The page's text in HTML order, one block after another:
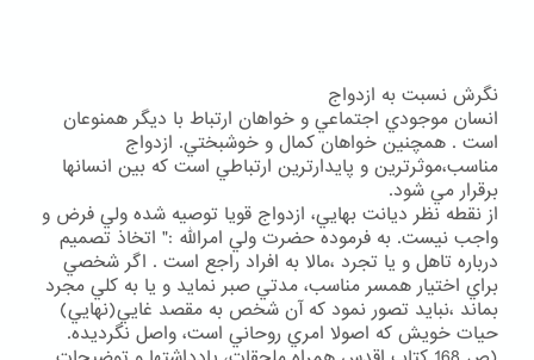
نگرش نسبت به ازدواج
انسان موجودي اجتماعي و خواهان ارتباط با ديگر همنوعان
است . همچنين خواهان كمال و خوشبختي. ازدواج
مناسب،موثرترين و پايدارترين ارتباطي است كه بين انسانها
برقرار مي شود.
از نقطه نظر ديانت بهايي، ازدواج قويا توصيه شده ولي فرض و
واجب نيست. به فرموده حضرت ولي امرالله :" اتخاذ تصميم
درباره تاهل و يا تجرد ،مالا به افراد راجع است . اگر شخصي
براي اختيار همسر مناسب، مدتي صبر نمايد و يا به كلي مجرد
بماند ،نبايد تصور نمود كه آن شخص به مقصد غايي(نهايي)
حيات خويش كه اصولا امري روحاني است، واصل نگرديده.